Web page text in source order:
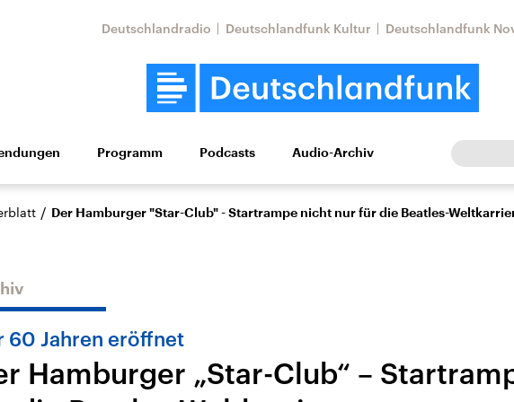
Deutschlandradio Deutschlandfunk Kultur Deutschlandfunk
Politik Wirtschaft Wissen Kultur Europa
Musik
Nahostkonflikt
Aktuelle Lage und
Iran
Faktenchecks
In unseren
Programm Podcasts Audio-Archiv
/ Der Hamburger "Star-Club" - Startrampe nicht nur für die Beatles-
60 Jahren eröffnet
Hamburger „Star-Club“ –